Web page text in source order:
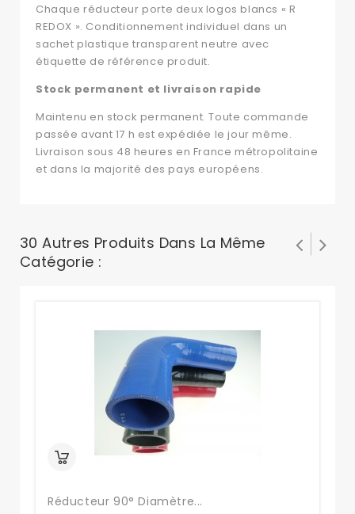
Chaque réducteur porte deux logos blancs « R
REDOX ». Conditionnement individuel dans un
sachet plastique transparent neutre avec
étiquette de référence produit.
Stock permanent et livraison rapide
Maintenu en stock permanent. Toute commande
passée avant 17 h est expédiée le jour même.
Livraison sous 48 heures en France métropolitaine
et dans la majorité des pays européens.
30 Autres Produits Dans La Même
Catégorie :
Réducteur 90° Diamètre...